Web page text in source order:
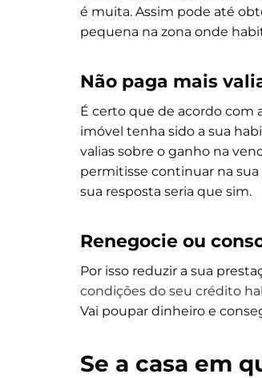
é muita. Assim pode até
pequena na zona onde
Não paga mais
É certo que de acordo com
imóvel tenha sido a sua
valias sobre o ganho na
permitisse continuar na sua
sua resposta seria que sim.
Renegocie ou
Por isso reduzir a sua
condições do seu crédito
Vai poupar dinheiro e
Se a casa em